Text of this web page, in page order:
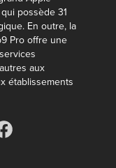
possède 31
En outre, la
Pro offre une
aux
établissements